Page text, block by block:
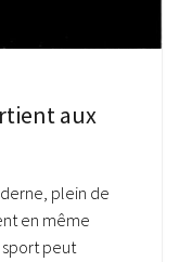
aux
plein de
en même
peut